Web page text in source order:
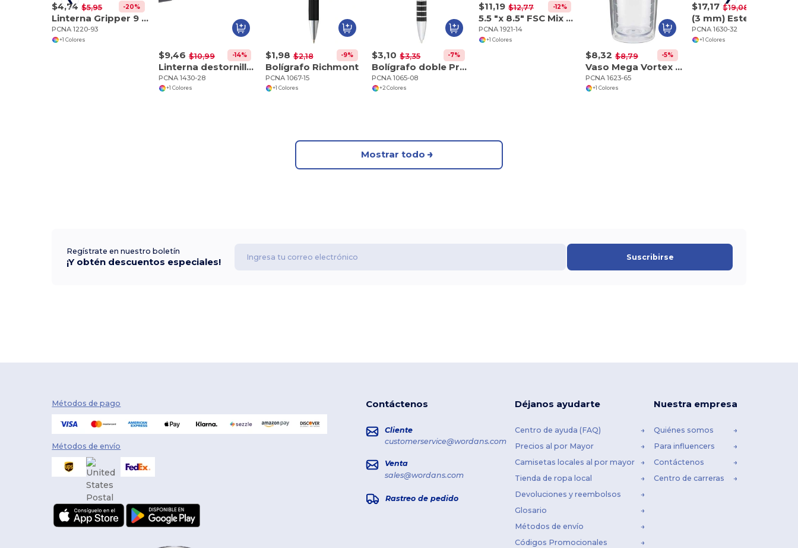
$4,74 $5,95 -20%
Linterna Gripper 9 LED
PCNA 1220-93
+1 Colores
$9,46 $10,99 -14%
Linterna destornillador Spidey 8 en 1
PCNA 1430-28
+1 Colores
$1,98 $2,18 -9%
Bolígrafo Richmont
PCNA 1067-15
+1 Colores
$3,10 $3,35 -7%
Bolígrafo doble Preston
PCNA 1065-08
+2 Colores
$11,19 $12,77 -12%
5.5 "x 8.5" FSC Mix Ambassador Carbon Fiber Journa
PCNA 1921-14
+1 Colores
$8,32 $8,79 -5%
Vaso Mega Vortex 24oz
PCNA 1623-65
+1 Colores
$17,17 $19,08
PCNA 1630-32
+1 Colores
Mostrar todo
Regístrate en nuestro boletín
¡Y obtén descuentos especiales! Suscribirse
Métodos de pago
Métodos de envío
Contáctenos
Cliente
customerservice@wordans.com
Venta
sales@wordans.com
Rastreo de pedido
Déjanos ayudarte
Centro de ayuda (FAQ)
Precios al por Mayor
Camisetas locales al por mayor
Tienda de ropa local
Devoluciones y reembolsos
Glosario
Métodos de envío
Códigos Promocionales
Nuestra empresa
Quiénes somos
Para influencers
Contáctenos
Centro de carreras